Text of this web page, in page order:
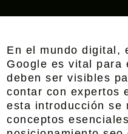
En el mundo digital,
Google es vital para
deben ser visibles
contar con expertos
esta introducción se
conceptos